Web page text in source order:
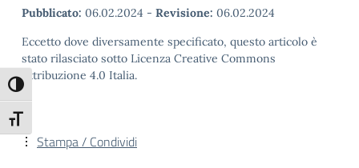
Attiva/disattiva alto contrasto
Attiva/disattiva dimensione testo
Pubblicato: 06.02.2024 - Revisione: 06.02.2024
Eccetto dove diversamente specificato, questo articolo è
stato rilasciato sotto Licenza Creative Commons
Attribuzione 4.0 Italia.
Stampa / Condividi